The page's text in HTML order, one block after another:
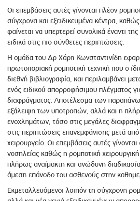
Οι επεμβάσεις αυτές γίνονται πλέον
σύγχρονα και εξειδικευμένα κέντρα,
φαίνεται να υπερτερεί συνολικά έναντι
ειδικά στις πιο σύνθετες περιπτώσεις.
Η ομάδα του Δρ Χάρη Κωνσταντινίδη
πρωτοποριακή ρομποτική τεχνική που ο
διεθνή βιβλιογραφία, και περιλαμβάνει
ενός ειδικού απορροφήσιμου πλέγματος
διαφράγματος. Αποτέλεσμα των παραπάνω
εξάλειψη των υποτροπών, αλλά και η
ενοχλημάτων, τόσο στις μεγάλες
στις περιπτώσεις επανεμφάνισης μετά
χειρουργείο. Οι επεμβάσεις αυτές
νοσηλείας καθώς η ρομποτική χειρουργική
πλήρως αναίμακτη και ανώδυνη
άμεση επάνοδο του ασθενούς στην
Εκμεταλλευόμενοι λοιπόν τη σύγχρονη